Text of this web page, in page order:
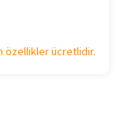
özellikler ücretlidir.